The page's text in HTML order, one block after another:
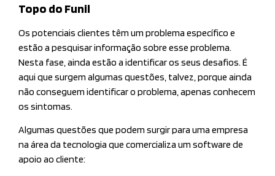
Topo do Funil
Os potenciais clientes têm um problema específico e
estão a pesquisar informação sobre esse problema.
Nesta fase, ainda estão a identificar os seus desafios. É
aqui que surgem algumas questões, talvez, porque ainda
não conseguem identificar o problema, apenas conhecem
os sintomas.
Algumas questões que podem surgir para uma empresa
na área da tecnologia que comercializa um software de
apoio ao cliente: